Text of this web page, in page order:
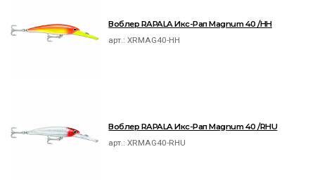
Воблер RAPALA Икс-Рап Magnum 40 /HH
арт.:XRMAG40-HH
Воблер RAPALA Икс-Рап Magnum 40 /RHU
арт.:XRMAG40-RHU